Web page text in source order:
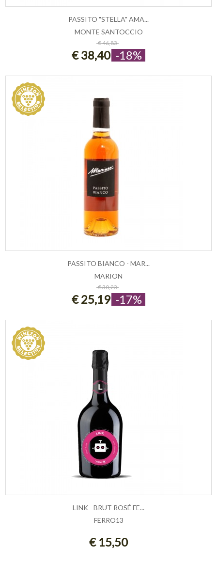
ESAURITO
PASSITO "STELLA" AMA...
MONTE SANTOCCIO
€ 46,83
€ 38,40 -18%
ESAURITO
PASSITO BIANCO - MAR...
MARION
€ 30,23
€ 25,19 -17%
AGGIUNGI AL CARRELLO
LINK - BRUT ROSÉ FE...
FERRO13
€ 15,50